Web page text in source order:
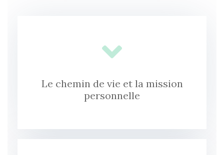
Le chemin de vie et la mission
personnelle